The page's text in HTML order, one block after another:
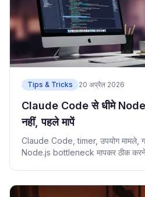
Tips & Tricks 20 अप्रैल 2026
Claude Code से धीमे
नहीं, पहले मापें
Claude Code, timer, उपयोग मामले,
Node.js bottleneck मापकर ठीक करने